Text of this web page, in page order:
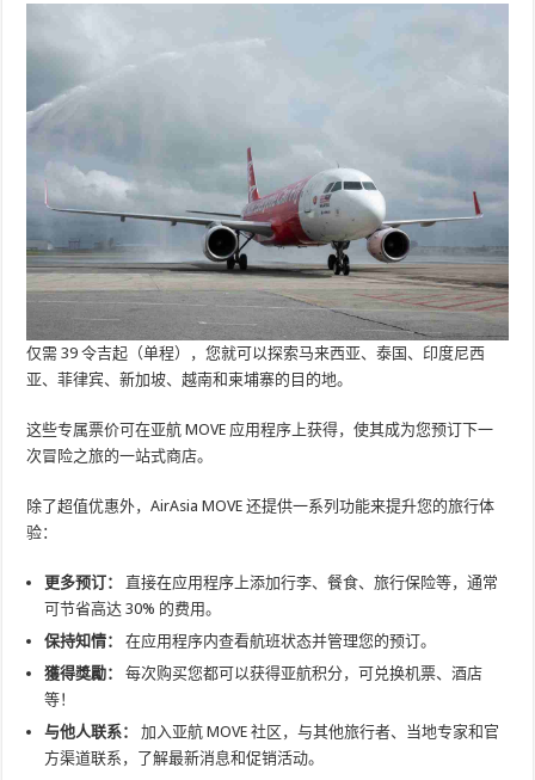
仅需 39 令吉起（单程），您就可以探索马来西亚、泰国、印度尼西
亚、菲律宾、新加坡、越南和柬埔寨的目的地。
这些专属票价可在亚航 MOVE 应用程序上获得，使其成为您预订下一
次冒险之旅的一站式商店。
除了超值优惠外，AirAsia MOVE 还提供一系列功能来提升您的旅行体
验：
更多预订：
直接在应用程序上添加行李、餐食、旅行保险等，通常
可节省高达 30% 的费用。
保持知情：
在应用程序内查看航班状态并管理您的预订。
獲得獎勵：
每次购买您都可以获得亚航积分，可兑换机票、酒店
等！
与他人联系：
加入亚航 MOVE 社区，与其他旅行者、当地专家和官
方渠道联系，了解最新消息和促销活动。